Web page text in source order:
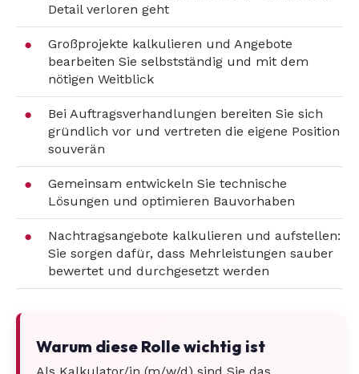
Detail verloren geht
Großprojekte kalkulieren und Angebote
bearbeiten Sie selbstständig und mit dem
nötigen Weitblick
Bei Auftragsverhandlungen bereiten Sie sich
gründlich vor und vertreten die eigene Position
souverän
Gemeinsam entwickeln Sie technische
Lösungen und optimieren Bauvorhaben
Nachtragsangebote kalkulieren und aufstellen:
Sie sorgen dafür, dass Mehrleistungen sauber
bewertet und durchgesetzt werden
Warum diese Rolle wichtig ist